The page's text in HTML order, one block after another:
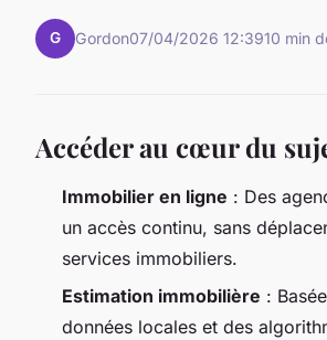
G Gordon07/04/2026 12:3910 min
Accéder au cœur du
Immobilier en ligne : Des
un accès continu, sans
services immobiliers.
Estimation immobilière :
données locales et des